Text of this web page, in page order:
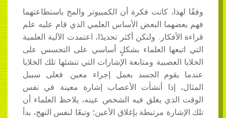
وفقًا لهذا، كانت فكرة أن الكمبيوتر والمخ باستطاعتهما
فهم بعضهما البعض الأساس العلمي الذي قام عليه علم
قراءة الأفكار. ولنكن أكثر تحديدًا، اعتمدت الآلية العلمية
التي اتبعها العلماء بشكلٍ أساسي على التجسس على
الخلايا العصبية ومتابعة الإشارات التي تنشئها تلك الخلايا
عندما يقوم الجسد بعمل إجراء معين. فعلى سبيل
المثال، إذا أنشأت الأعصاب إشارة معينة في نفس
الوقت الذي يغلق فيه الشخص عينه، يلاحظ العلماء أن
تلك الإشارة مرتبطة بإغلاق الأعين؛ وتبعًا لنفس النهج، بدأ